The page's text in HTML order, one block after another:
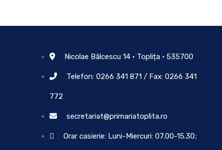
Nicolae Bălcescu 14 • Toplița • 535700
Telefon: 0266 341 871 / Fax: 0266 341
772
secretariat@primariatoplita.ro
Orar casierie: Luni-Miercuri: 07.00-15.30;